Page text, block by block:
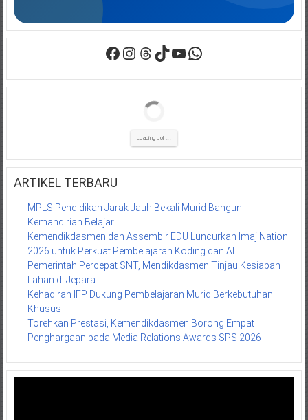
Facebook
Instagram
Threads
TikTok
YouTube
WhatsApp
Loading poll ...
ARTIKEL TERBARU
MPLS Pendidikan Jarak Jauh Bekali Murid Bangun
Kemandirian Belajar
Kemendikdasmen dan Assemblr EDU Luncurkan ImajiNation
2026 untuk Perkuat Pembelajaran Koding dan AI
Pemerintah Percepat SNT, Mendikdasmen Tinjau Kesiapan
Lahan di Jepara
Kehadiran IFP Dukung Pembelajaran Murid Berkebutuhan
Khusus
Torehkan Prestasi, Kemendikdasmen Borong Empat
Penghargaan pada Media Relations Awards SPS 2026